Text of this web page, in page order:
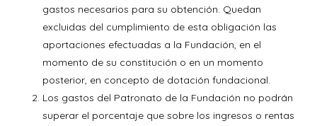
gastos necesarios para su obtención. Quedan
excluidas del cumplimiento de esta obligación las
aportaciones efectuadas a la Fundación, en el
momento de su constitución o en un momento
posterior, en concepto de dotación fundacional.
Los gastos del Patronato de la Fundación no podrán
superar el porcentaje que sobre los ingresos o rentas